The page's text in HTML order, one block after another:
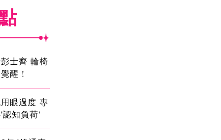
士齊 輪椅
醒！
眼過度 專
認知負荷'